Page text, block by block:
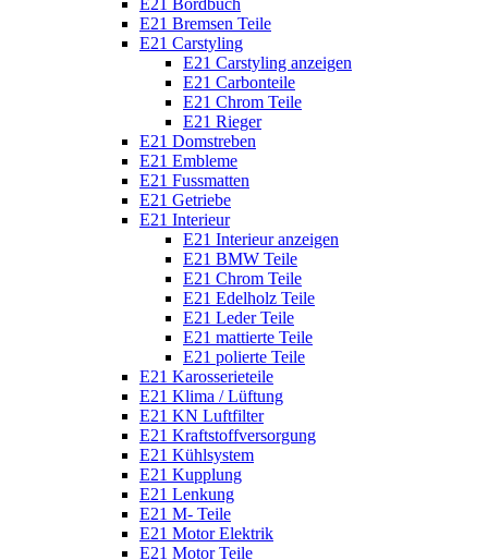
E21 Bremsen Teile
E21 Carstyling
E21 Carstyling anzeigen
E21 Carbonteile
E21 Chrom Teile
E21 Rieger
E21 Domstreben
E21 Embleme
E21 Fussmatten
E21 Getriebe
E21 Interieur
E21 Interieur anzeigen
E21 BMW Teile
E21 Chrom Teile
E21 Edelholz Teile
E21 Leder Teile
E21 mattierte Teile
E21 polierte Teile
E21 Karosserieteile
E21 Klima / Lüftung
E21 KN Luftfilter
E21 Kraftstoffversorgung
E21 Kühlsystem
E21 Kupplung
E21 Lenkung
E21 M- Teile
E21 Motor Elektrik
E21 Motor Teile